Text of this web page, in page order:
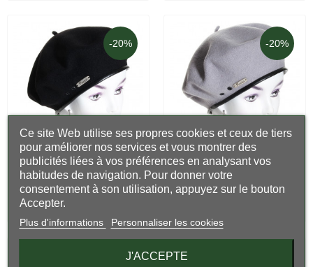
(1 avis)
-20%
EN STOCK
Béret laine noir - Diana -
Fléchet
49,00 €
39,20 €
-20%
LIVRAISON 48H
Béret laine gris souris -
Diana - Fléchet
49,00 €
Ce site Web utilise ses propres cookies et ceux de tiers
pour améliorer nos services et vous montrer des
publicités liées à vos préférences en analysant vos
habitudes de navigation. Pour donner votre
consentement à son utilisation, appuyez sur le bouton
Accepter.
Plus d'informations Personnaliser les cookies
J'ACCEPTE